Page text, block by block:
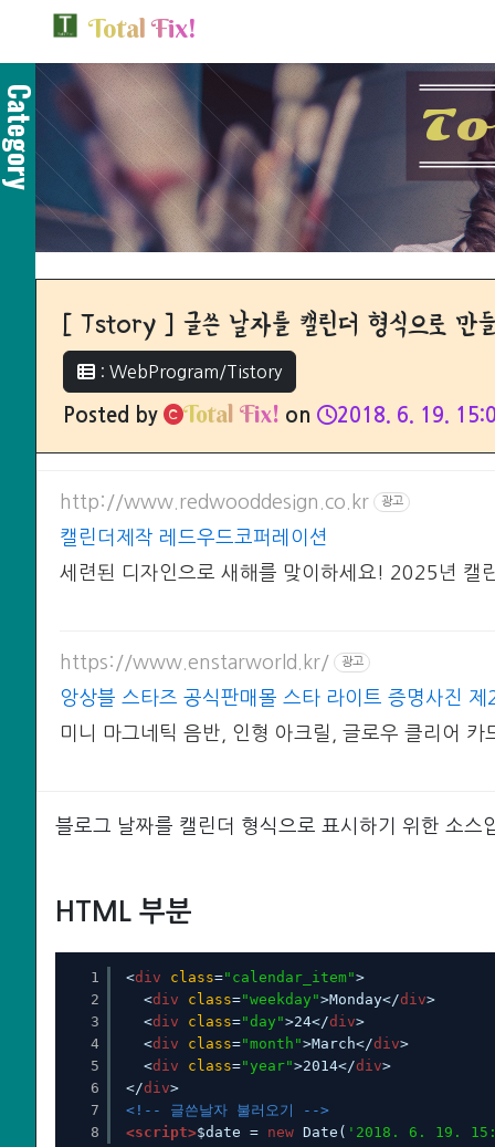
Total Fix!
To
Category
[ Tstory ] 글쓴 날자를 캘린더 형식으로 만
: WebProgram/Tistory
Posted by Total Fix! on 2018. 6. 19.
http://www.redwooddesign.co.kr 광고
캘린더제작 레드우드코퍼레이션
세련된 디자인으로 새해를 맞이하세요! 2025년 캘
https://www.enstarworld.kr/ 광고
앙상블 스타즈 공식판매몰 스타 라이트 증명사진 제
미니 마그네틱 음반, 인형 아크릴, 글로우 클리어 카
블로그 날짜를 캘린더 형식으로 표시하기 위한 소스
HTML 부분
1
2
3
4
5
6
7
8
<div class="calendar_item">
<div class="weekday">Monday</div>
<div class="day">24</div>
<div class="month">March</div>
<div class="year">2014</div>
</div>
<!-- 글쓴날자 불러오기 -->
<script>$date = new Date( '2018. 6. 19.